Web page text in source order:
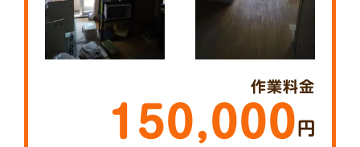
作業料金
150,000円